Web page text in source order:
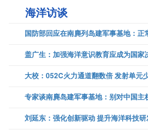
海洋访谈
国防部回应在南麂列岛建军事基地：正
盖广生：加强海洋意识教育应成为国家
大校：052C火力通道翻数倍 发射单元
专家谈南麂岛建军事基地：别对中国主
刘延东：强化创新驱动 提升海洋科技研